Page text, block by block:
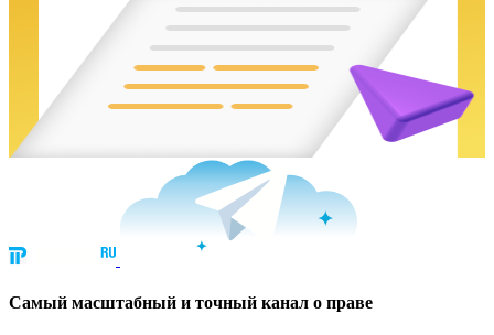
Cамый масштабный и точный канал о праве